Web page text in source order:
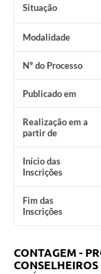
Situação
Modalidade
Nº do Processo
Publicado em
Realização em a
partir de
Início das
Inscrições
Fim das
Inscrições
CONTAGEM -